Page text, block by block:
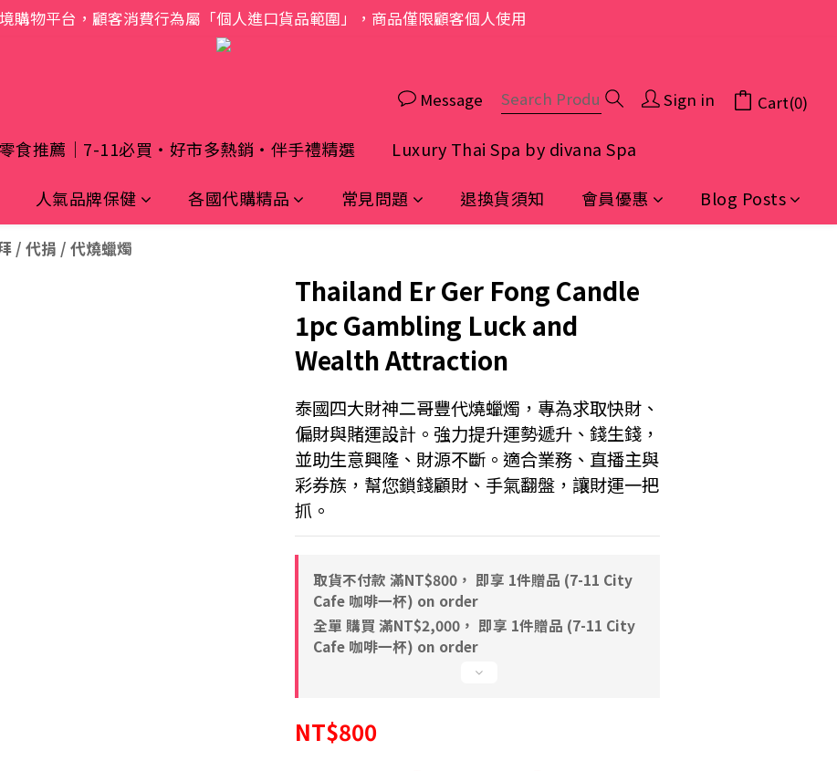
歡迎光臨 S.A.W
購物平台，顧客消費行為屬「個人進口貨品範圍」，商品僅限顧客個人使用
歡迎光臨 S.A.W
Message Sign in Cart(0)
零食推薦｜7-11必買・好市多熱銷・伴手禮精選 Luxury Thai Spa by divana Spa
人氣品牌保健 各國代購精品 常見問題 退換貨須知 會員優惠 Blog Posts
/ 代捐 / 代燒蠟燭
Thailand Er Ger Fong Candle
1pc Gambling Luck and
Wealth Attraction
泰國四大財神二哥豐代燒蠟燭，專為求取快財、
偏財與賭運設計。強力提升運勢遞升、錢生錢，
並助生意興隆、財源不斷。適合業務、直播主與
彩券族，幫您鎖錢顧財、手氣翻盤，讓財運一把
抓。
取貨不付款 滿NT$800， 即享 1件贈品 (7-11 City
Cafe 咖啡一杯) on order
全單 購買 滿NT$2,000， 即享 1件贈品 (7-11 City
Cafe 咖啡一杯) on order
NT$800